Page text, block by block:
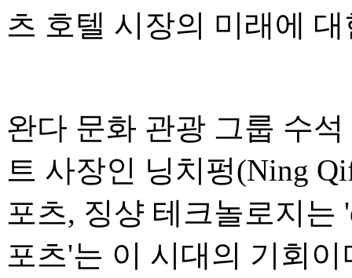
츠 호텔 시장의 미래에
완다 문화 관광 그룹 수
트 사장인 닝치펑(Ning
포츠, 징샹 테크놀로지는
포츠'는 이 시대의 기회